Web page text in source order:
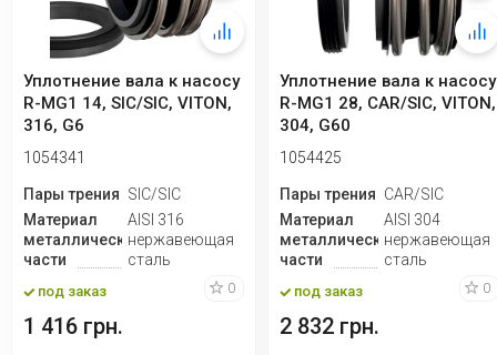
Уплотнение вала к насосу
R-MG1 14, SIC/SIC, VITON,
316, G6
1054341
Пары трения SIC/SIC
Материал
металлической
части
AISI 316
нержавеющая
сталь
под заказ 0
1 416 грн.
Уплотнение вала к насосу
R-MG1 28, CAR/SIC, VITON,
304, G60
1054425
Пары трения CAR/SIC
Материал
металлической
части
AISI 304
нержавеющая
сталь
под заказ 0
2 832 грн.